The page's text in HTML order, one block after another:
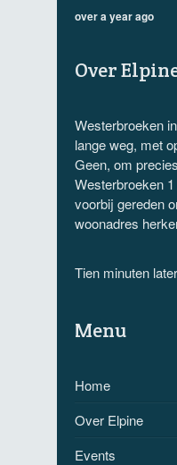
over a year ago
Over
Westerbroeken
lange weg, met
Geen, om
Westerbroeken
voorbij gereden
woonadres
Tien minuten
Menu
Home
Over Elpine
Events